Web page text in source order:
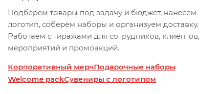
Подберём товары под задачу и бюджет, нанесём
логотип, соберём наборы и организуем доставку.
Работаем с тиражами для сотрудников, клиентов,
мероприятий и промоакций.
Корпоративный мерчПодарочные наборы
Welcome packСувениры с логотипом